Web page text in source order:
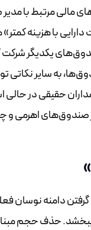
توسط نهادهای مالی
با هزینه
یکدیگر شرکت
به سایر نکاتی
حقیقی در
صندوق‌های اهرمی
دامنه نوسان
ببخشد. حذف حجم